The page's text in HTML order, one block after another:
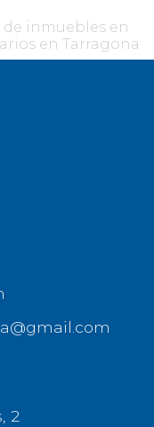
de inmuebles en
en Tarragona
2